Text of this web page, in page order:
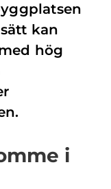
kan
hög
i